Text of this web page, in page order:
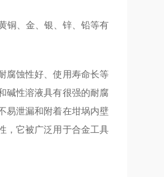
铜、金、银、锌、铅等有
腐蚀性好、使用寿命长等
碱性溶液具有很强的耐腐
易泄漏和附着在坩埚内壁
，它被广泛用于合金工具